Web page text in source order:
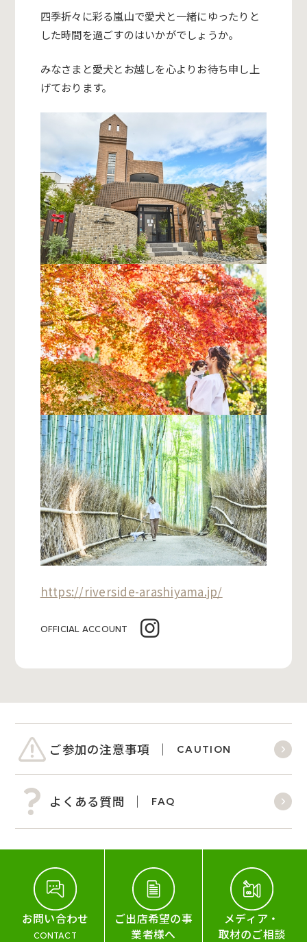
四季折々に彩る嵐山で愛犬と一緒にゆったりと
した時間を過ごすのはいかがでしょうか。
みなさまと愛犬とお越しを心よりお待ち申し上
げております。
https://riverside-arashiyama.jp/
OFFICIAL ACCOUNT
ご参加の注意事項 CAUTION
よくある質問 FAQ
お問い合わせ
CONTACT
ご出店希望の事
業者様へ
メディア・
取材のご相談